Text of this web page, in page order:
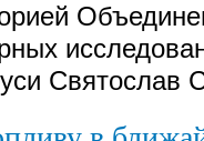
Святослав